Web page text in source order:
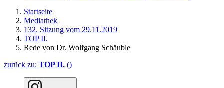
Startseite
Mediathek
132. Sitzung vom 29.11.2019
TOP II.
Rede von Dr. Wolfgang Schäuble
zurück zu: TOP II. ()